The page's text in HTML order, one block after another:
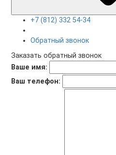
+7 (812) 332 54-34
Обратный звонок
Заказать обратный звонок
Ваше имя:
Ваш телефон: